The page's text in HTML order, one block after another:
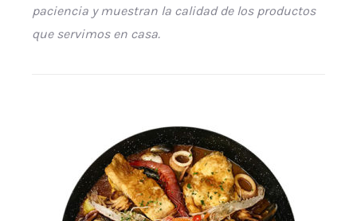
paciencia y muestran la calidad de los productos
que servimos en casa.